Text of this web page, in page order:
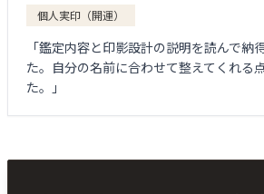
個人実印（開運）
「鑑定内容と印影設計の説明を読んで納
た。自分の名前に合わせて整えてくれる
た。」